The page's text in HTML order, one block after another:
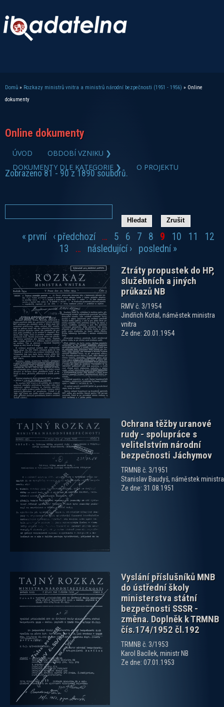
Jste zde
Domů » Rozkazy ministrů vnitra a ministrů národní bezpečnosti (1951 - 1956) » Online
dokumenty
Online dokumenty
ÚVOD
OBDOBÍ VZNIKU ❯
DOKUMENTY DLE KATEGORIE ❯
O PROJEKTU
Zobrazeno 81 - 90 z 1890 souborů.
Stránky
« první ‹ předchozí … 5 6 7 8 9 10 11
12
13
… následující ›
poslední »
Ztráty propustek do HP,
služebních a jiných
průkazů NB
RMV č. 3/1954
Jindřich Kotal, náměstek ministra
vnitra
Ze dne: 20.01.1954
Ochrana těžby uranové
rudy - spolupráce s
velitelstvím národní
bezpečnosti Jáchymov
TRMNB č. 3/1951
Stanislav Baudyš, náměstek ministra
Ze dne: 31.08.1951
zobrazit PDF dokument
Vyslání příslušníků MNB
do ústřední školy
ministerstva státní
bezpečnosti SSSR -
změna. Doplněk k TRMNB
čís.174/1952 čl.192
TRMNB č. 3/1953
Karol Bacílek, ministr NB
Ze dne: 07.01.1953
zobrazit PDF dokument
zobrazit PDF dokument